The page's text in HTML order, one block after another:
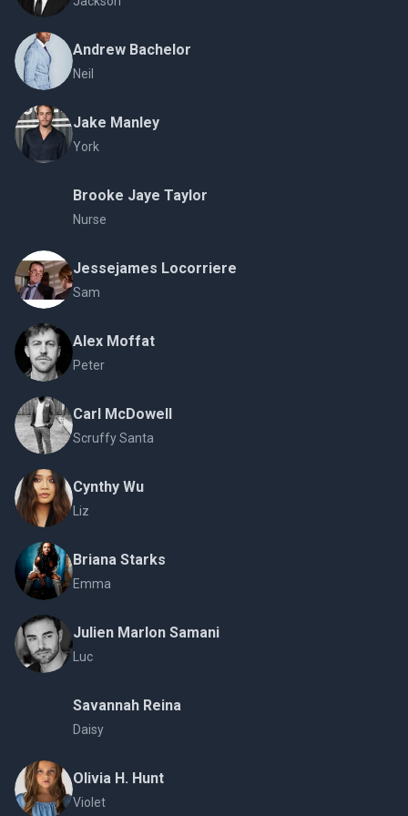
Andrew Bachelor
Neil
Jake Manley
York
Brooke Jaye Taylor
Nurse
Jessejames Locorriere
Sam
Alex Moffat
Peter
Carl McDowell
Scruffy Santa
Cynthy Wu
Liz
Briana Starks
Emma
Julien Marlon Samani
Luc
Savannah Reina
Daisy
Olivia H. Hunt
Violet